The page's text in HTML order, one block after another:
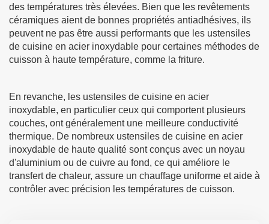
des températures très élevées. Bien que les revêtements
céramiques aient de bonnes propriétés antiadhésives, ils
peuvent ne pas être aussi performants que les ustensiles
de cuisine en acier inoxydable pour certaines méthodes de
cuisson à haute température, comme la friture.
En revanche, les ustensiles de cuisine en acier
inoxydable, en particulier ceux qui comportent plusieurs
couches, ont généralement une meilleure conductivité
thermique. De nombreux ustensiles de cuisine en acier
inoxydable de haute qualité sont conçus avec un noyau
d'aluminium ou de cuivre au fond, ce qui améliore le
transfert de chaleur, assure un chauffage uniforme et aide à
contrôler avec précision les températures de cuisson.